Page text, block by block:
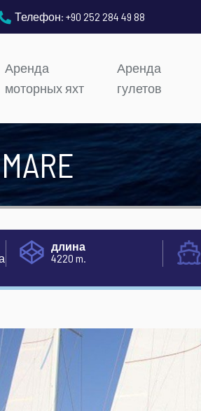
Телефон: +90 252 284 49 88
Аренда
моторных яхт
Аренда
гулетов
длина
4220 m.